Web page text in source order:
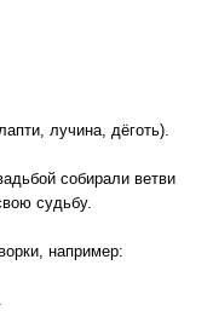
лучина, дёготь).
собирали ветви
судьбу.
например: